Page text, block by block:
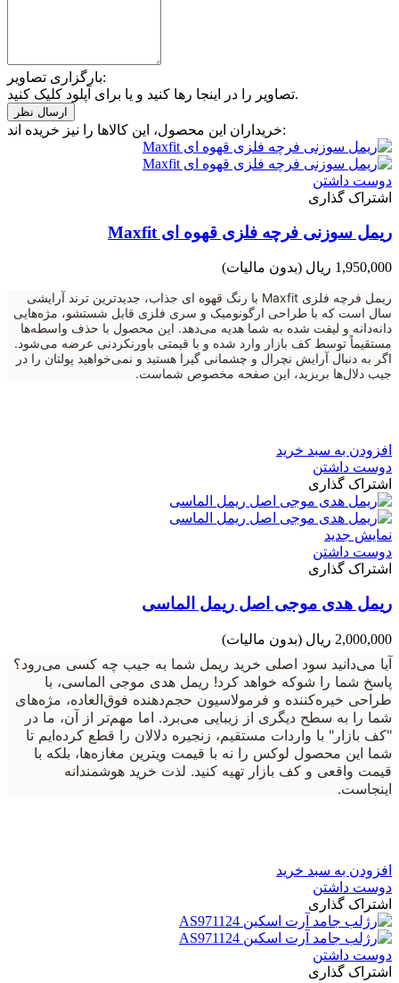
بارگزاری تصاویر:
تصاویر را در اینجا رها کنید و یا برای آپلود کلیک کنید.
خریداران این محصول، این کالاها را نیز خریده اند:
دوست داشتن
اشتراک گذاری
ریمل سوزنی فرچه فلزی قهوه ای Maxfit
1,950,000 ریال
(بدون مالیات)
ریمل فرچه فلزی Maxfit با رنگ قهوه ای جذاب، جدیدترین ترند آرایشی
سال است که با طراحی ارگونومیک و سری فلزی قابل شستشو، مژه‌هایی
دانه‌دانه و لیفت شده به شما هدیه می‌دهد. این محصول با حذف واسطه‌ها
مستقیماً توسط کف بازار وارد شده و با قیمتی باورنکردنی عرضه می‌شود.
اگر به دنبال آرایش نچرال و چشمانی گیرا هستید و نمی‌خواهید پولتان را در
جیب دلال‌ها بریزید، این صفحه مخصوص شماست.
افزودن به سبد خرید
دوست داشتن
اشتراک گذاری
نمایش جدید
دوست داشتن
اشتراک گذاری
ریمل هدی موجی اصل ریمل الماسی
2,000,000 ریال (بدون مالیات)
آیا می‌دانید سود اصلی خرید ریمل شما به جیب چه کسی می‌رود؟
پاسخ شما را شوکه خواهد کرد! ریمل هدی موجی الماسی، با
طراحی خیره‌کننده و فرمولاسیون حجم‌دهنده فوق‌العاده، مژه‌های
شما را به سطح دیگری از زیبایی می‌برد. اما مهم‌تر از آن، ما در
"کف بازار" با واردات مستقیم، زنجیره دلالان را قطع کرده‌ایم تا
شما این محصول لوکس را نه با قیمت ویترین مغازه‌ها، بلکه با
قیمت واقعی و کف بازار تهیه کنید. لذت خرید هوشمندانه
اینجاست.
افزودن به سبد خرید
دوست داشتن
اشتراک گذاری
دوست داشتن
اشتراک گذاری